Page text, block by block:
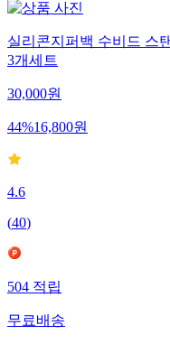
실리콘지퍼백 수비드 스
3개세트
30,000원
44%16,800원
4.6
(40)
504적립
무료배송